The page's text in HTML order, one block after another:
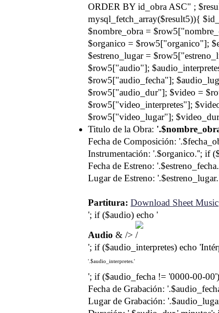
ORDER BY id_obra ASC" ;
mysql_fetch_array($result5)){
$nombre_obra =
$organico = $row5["organico"];
$estreno_lugar =
$row5["audio"];
$row5["audio_fecha"];
$row5["audio_dur"]; $video =
$row5["video_interpretes"];
$row5["video_lugar"];
Titulo de la Obra:
Fecha de Composición:
Instrumentación: '.$organico.''; if
Fecha de Estreno:
Lugar de Estreno:
Partitura: Download Sheet Music
'; if ($audio) echo '
Audio & />
'; if ($audio_interpretes) echo
'.$audio_interpretes.'
'; if ($audio_fecha != '0000-00-
Fecha de Grabación:
Lugar de Grabación: